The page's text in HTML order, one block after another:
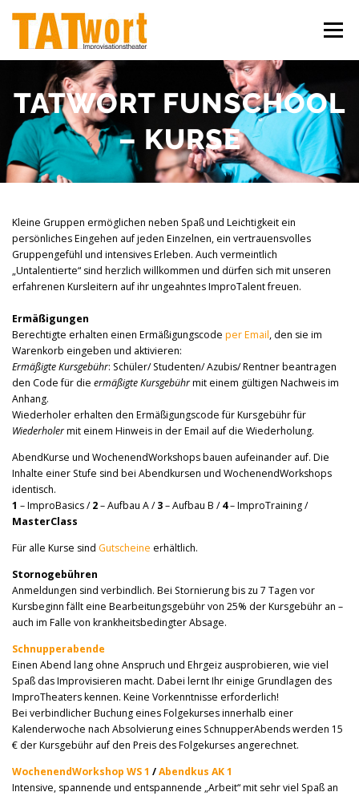
Inhalt
springen
Menü
ÜBER UNS WORKSHOPS IMPROSHOWS
IHR EVENT KONTAKT
TATWORT FUNSCHOOL
– KURSE
Kleine Gruppen ermöglichen neben Spaß und Leichtigkeit ein
persönliches Eingehen auf jeden Einzelnen, ein vertrauensvolles
Gruppengefühl und intensives Erleben. Auch vermeintlich
„Untalentierte“ sind herzlich willkommen und dürfen sich mit unseren
erfahrenen Kursleitern auf ihr ungeahntes ImproTalent freuen.
Ermäßigungen
Berechtigte erhalten einen Ermäßigungscode per Email, den sie im
Warenkorb eingeben und aktivieren:
Ermäßigte Kursgebühr: Schüler/ Studenten/ Azubis/ Rentner beantragen
den Code für die ermäßigte Kursgebührmit einem gültigen Nachweis im
Anhang.
Wiederholer erhalten den Ermäßigungscode für Kursgebühr für
Wiederholermit einem Hinweis in der Email auf die Wiederholung.
AbendKurse und WochenendWorkshops bauen aufeinander auf. Die
Inhalte einer Stufe sind bei Abendkursen und WochenendWorkshops
identisch.
1 – ImproBasics /2– Aufbau A /3– Aufbau B /4– ImproTraining /
MasterClass
Für alle Kurse sind Gutscheine erhältlich.
Stornogebühren
Anmeldungen sind verbindlich. Bei Stornierung bis zu 7 Tagen vor
Kursbeginn fällt eine Bearbeitungsgebühr von 25% der Kursgebühr an –
auch im Falle von krankheitsbedingter Absage.
Schnupperabende
Einen Abend lang ohne Anspruch und Ehrgeiz ausprobieren, wie viel
Spaß das Improvisieren macht. Dabei lernt Ihr einige Grundlagen des
ImproTheaters kennen. Keine Vorkenntnisse erforderlich!
Bei verbindlicher Buchung eines Folgekurses innerhalb einer
Kalenderwoche nach Absolvierung eines SchnupperAbends werden 15
€ der Kursgebühr auf den Preis des Folgekurses angerechnet.
WochenendWorkshop WS 1 /Abendkus AK 1
Intensive, spannende und entspannende „Arbeit“ mit sehr viel Spaß an